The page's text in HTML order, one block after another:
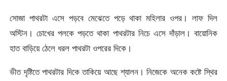
সোজা পাথরটা এসে পড়বে মেঝেতে পড়ে থাকা মহিলার ওপর। লাফ দিল
অস্টিন। চোখের পলকে পড়তে থাকা পাথরটার নিচে এসে দাঁড়াল। বায়োনিক
হাত বাড়িয়ে ঠেলে ধরল পাথরটা ওপরের দিকে।
ভীত দৃষ্টিতে পাথরটার দিকে তাকিয়ে আছে শ্যালন। নিজেকে অনেক কষ্টে স্থির